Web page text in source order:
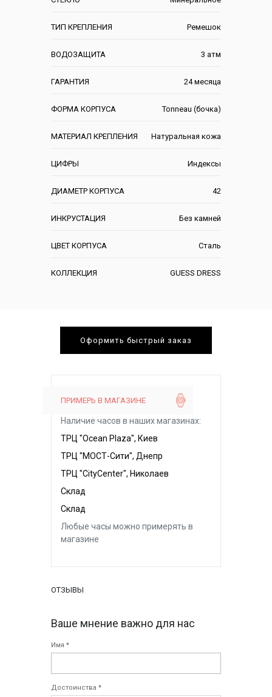
ТИП КРЕПЛЕНИЯ Ремешок
ВОДОЗАЩИТА 3 атм
ГАРАНТИЯ 24 месяца
ФОРМА КОРПУСА Tonneau (бочка)
МАТЕРИАЛ КРЕПЛЕНИЯ Натуральная кожа
ЦИФРЫ Индексы
ДИАМЕТР КОРПУСА 42
ИНКРУСТАЦИЯ Без камней
ЦВЕТ КОРПУСА Сталь
КОЛЛЕКЦИЯ GUESS DRESS
Оформить быстрый заказ
ПРИМЕРЬ В МАГАЗИНЕ
Наличие часов в наших магазинах:
ТРЦ "Ocean Plaza", Киев
ТРЦ "МОСТ-Сити", Днепр
ТРЦ "CityCenter", Николаев
Склад
Склад
Любые часы можно примерять в
магазине
ОТЗЫВЫ
Ваше мнение важно для нас
Имя *
Достоинства *